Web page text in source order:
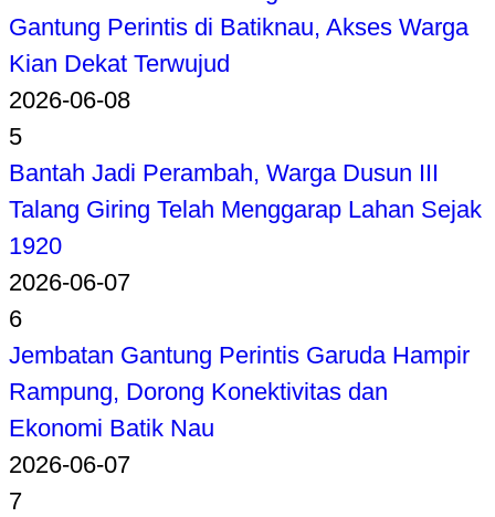
Gantung Perintis di Batiknau, Akses Warga
Kian Dekat Terwujud
2026-06-08
5
Bantah Jadi Perambah, Warga Dusun III
Talang Giring Telah Menggarap Lahan Sejak
1920
2026-06-07
6
Jembatan Gantung Perintis Garuda Hampir
Rampung, Dorong Konektivitas dan
Ekonomi Batik Nau
2026-06-07
7